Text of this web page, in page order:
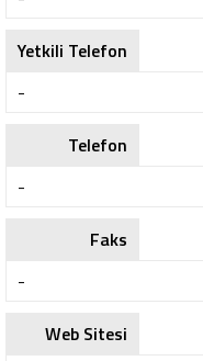
Yetkili Telefon
-
Telefon
-
Faks
-
Web Sitesi